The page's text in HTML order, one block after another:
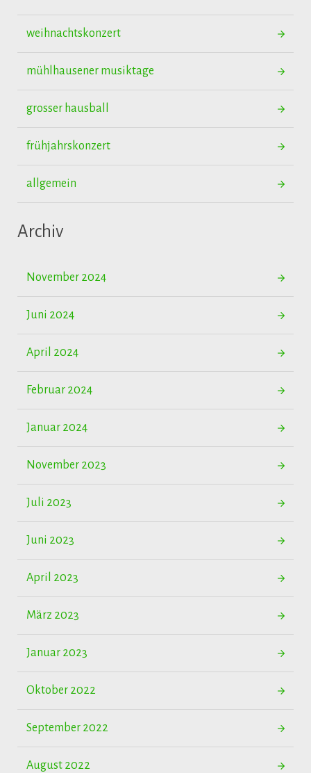
weihnachtskonzert
mühlhausener musiktage
grosser hausball
frühjahrskonzert
allgemein
Archiv
November 2024
Juni 2024
April 2024
Februar 2024
Januar 2024
November 2023
Juli 2023
Juni 2023
April 2023
März 2023
Januar 2023
Oktober 2022
September 2022
August 2022